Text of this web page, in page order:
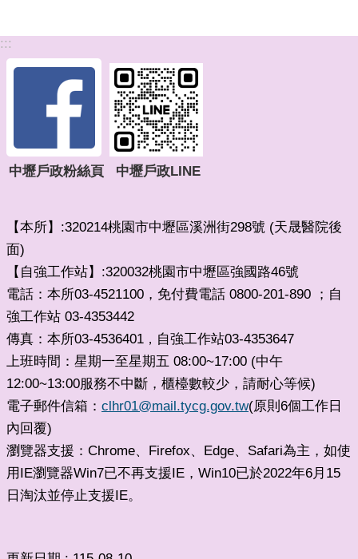
:::
中壢戶政粉絲頁 中壢戶政LINE
【本所】:320214桃園市中壢區溪洲街298號 (天晟醫院後
面)
【自強工作站】:320032桃園市中壢區強國路46號
電話：本所03-4521100，免付費電話 0800-201-890 ；自
強工作站 03-4353442
傳真：本所03-4536401 ， 自強工作站03-4353647
上班時間：星期一至星期五 08:00~17:00 (中午
12:00~13:00服務不中斷，櫃檯數較少，請耐心等候)
電子郵件信箱： clhr01@mail.tycg.gov.tw(原則6個工作日
內回覆)
瀏覽器支援：Chrome、Firefox、Edge、Safari為主，如使
用IE瀏覽器Win7已不再支援IE，Win10已於2022年6月15
日淘汰並停止支援IE。